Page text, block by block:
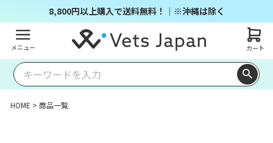
8,800円以上購入で送料無料！｜※沖縄は除く
メニュー カート
HOME 商品一覧
商品番号/JANコード
並び順
新着
順
登録
順
が安
が高
度順
ュー
キー
ワー
ドヒ